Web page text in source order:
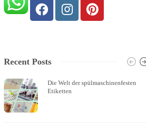
Recent Posts
Die Welt der spülmaschinenfesten
Etiketten